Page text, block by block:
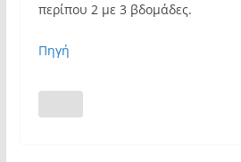
περίπου 2 με 3 βδομάδες.
Πηγή